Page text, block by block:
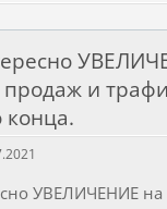
и
конца.
УВЕЛИЧЕНИЕ